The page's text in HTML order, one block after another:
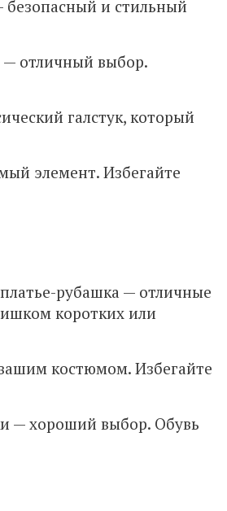
и стильный
— отличный выбор.
галстук, который
элемент. Избегайте
рубашка — отличные
коротких или
костюмом. Избегайте
— хороший выбор. Обувь